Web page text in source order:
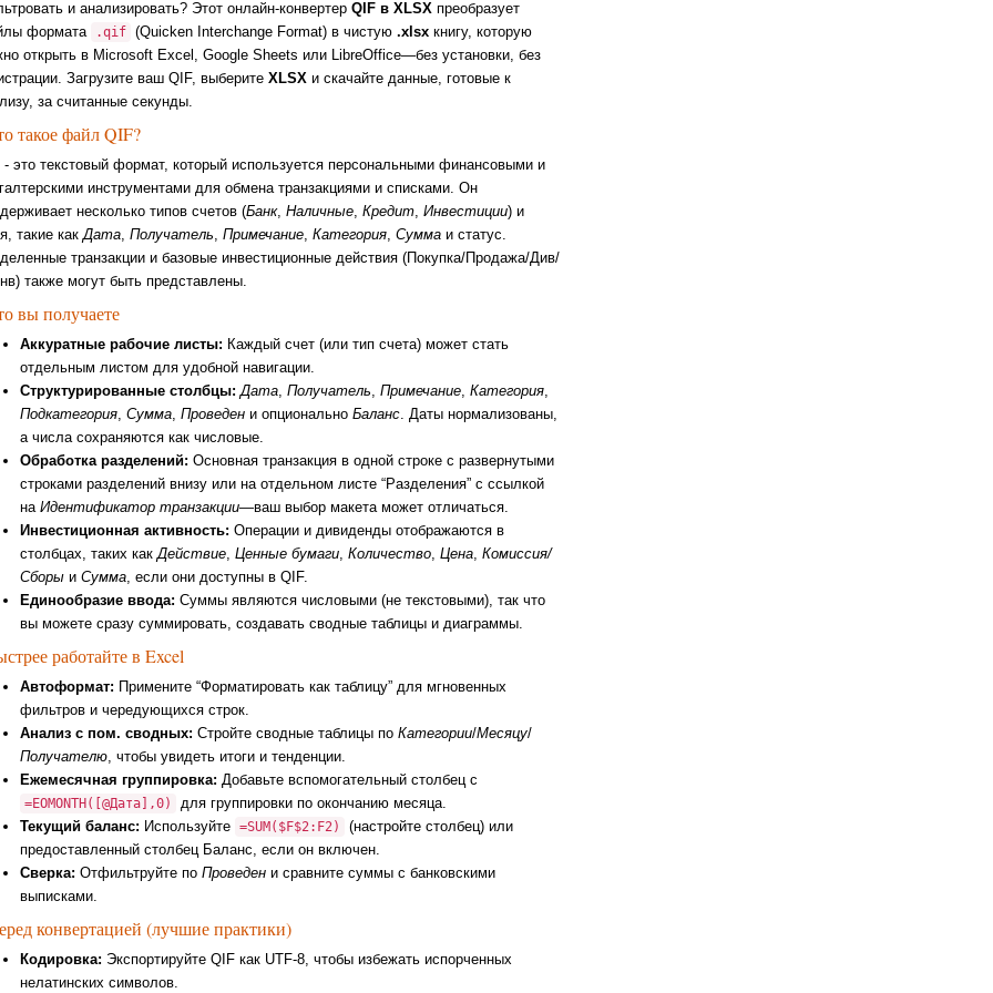
и анализировать? Этот онлайн-конвертер QIF в XLSX преобразует
формата
.qif (Quicken Interchange Format) в чистую .xlsxкнигу, которую
открыть в Microsoft Excel, Google Sheets или LibreOffice—без установки, без
Загрузите ваш QIF, выберите XLSX и скачайте данные, готовые к
за считанные секунды.
такое файл QIF?
- это текстовый формат, который используется персональными финансовыми и
инструментами для обмена транзакциями и списками. Он
несколько типов счетов (Банк, Наличные, Кредит, Инвестиции) и
такие как Дата, Получатель Примечание, Категория, Суммаи статус.
транзакции и базовые инвестиционные действия (Покупка/Продажа/Див/
также могут быть представлены.
вы получаете
Аккуратные рабочие листы: Каждый счет (или тип счета) может стать
отдельным листом для удобной навигации.
Структурированные столбцы: Дата, Получатель Примечание, Категория,
Подкатегория, Сумма, Проведени опционально Баланс. Даты нормализованы,
а числа сохраняются как числовые.
Обработка разделений: Основная транзакция в одной строке с развернутыми
строками разделений внизу или на отдельном листе “Разделения” с ссылкой
на Идентификатор транзакции—ваш выбор макета может отличаться.
Инвестиционная активность: Операции и дивиденды отображаются в
столбцах, таких как Действие, Ценные бумаги, Количество, Цена, Комиссия/
Сборыи Сумма, если они доступны в QIF.
Единообразие ввода: Суммы являются числовыми (не текстовыми), так что
вы можете сразу суммировать, создавать сводные таблицы и диаграммы.
работайте в Excel
Автоформат: Примените “Форматировать как таблицу” для мгновенных
фильтров и чередующихся строк.
Анализ с пом. сводных: Стройте сводные таблицы по Категории/Месяцу/
Получателю, чтобы увидеть итоги и тенденции.
Ежемесячная группировка: Добавьте вспомогательный столбец с
=EOMONTH([@Дата],0)
для группировки по окончанию месяца.
Текущий баланс: Используйте =SUM($F$2:F2)
(настройте столбец) или
предоставленный столбец Баланс, если он включен.
Сверка: Отфильтруйте по Проведени сравните суммы с банковскими
выписками.
конвертацией (лучшие практики)
Кодировка: Экспортируйте QIF как UTF-8, чтобы избежать испорченных
нелатинских символов.